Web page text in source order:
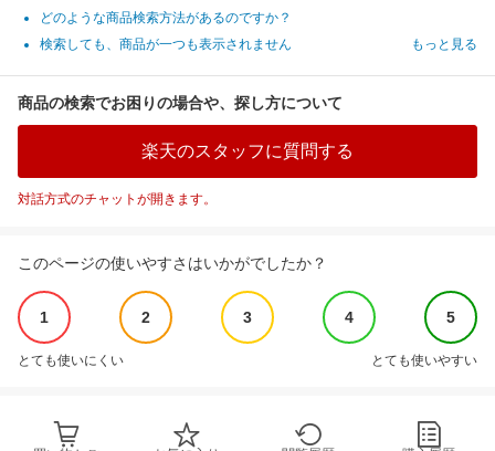
どのような商品検索方法があるのですか？
検索しても、商品が一つも表示されません
もっと見る
商品の検索でお困りの場合や、探し方について
楽天のスタッフに質問する
対話方式のチャットが開きます。
このページの使いやすさはいかがでしたか？
1 2 3 4 5
とても使いにくい とても使いやすい